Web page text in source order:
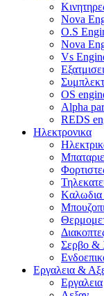
Nova
O.S
Nova
Vs
OS
Alpha
REDS
Ηλεκτρονικα
Σερβο &
Εργαλεια &
Εργαλεια